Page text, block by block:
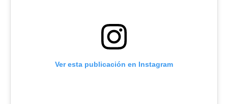
Ver esta publicación en Instagram